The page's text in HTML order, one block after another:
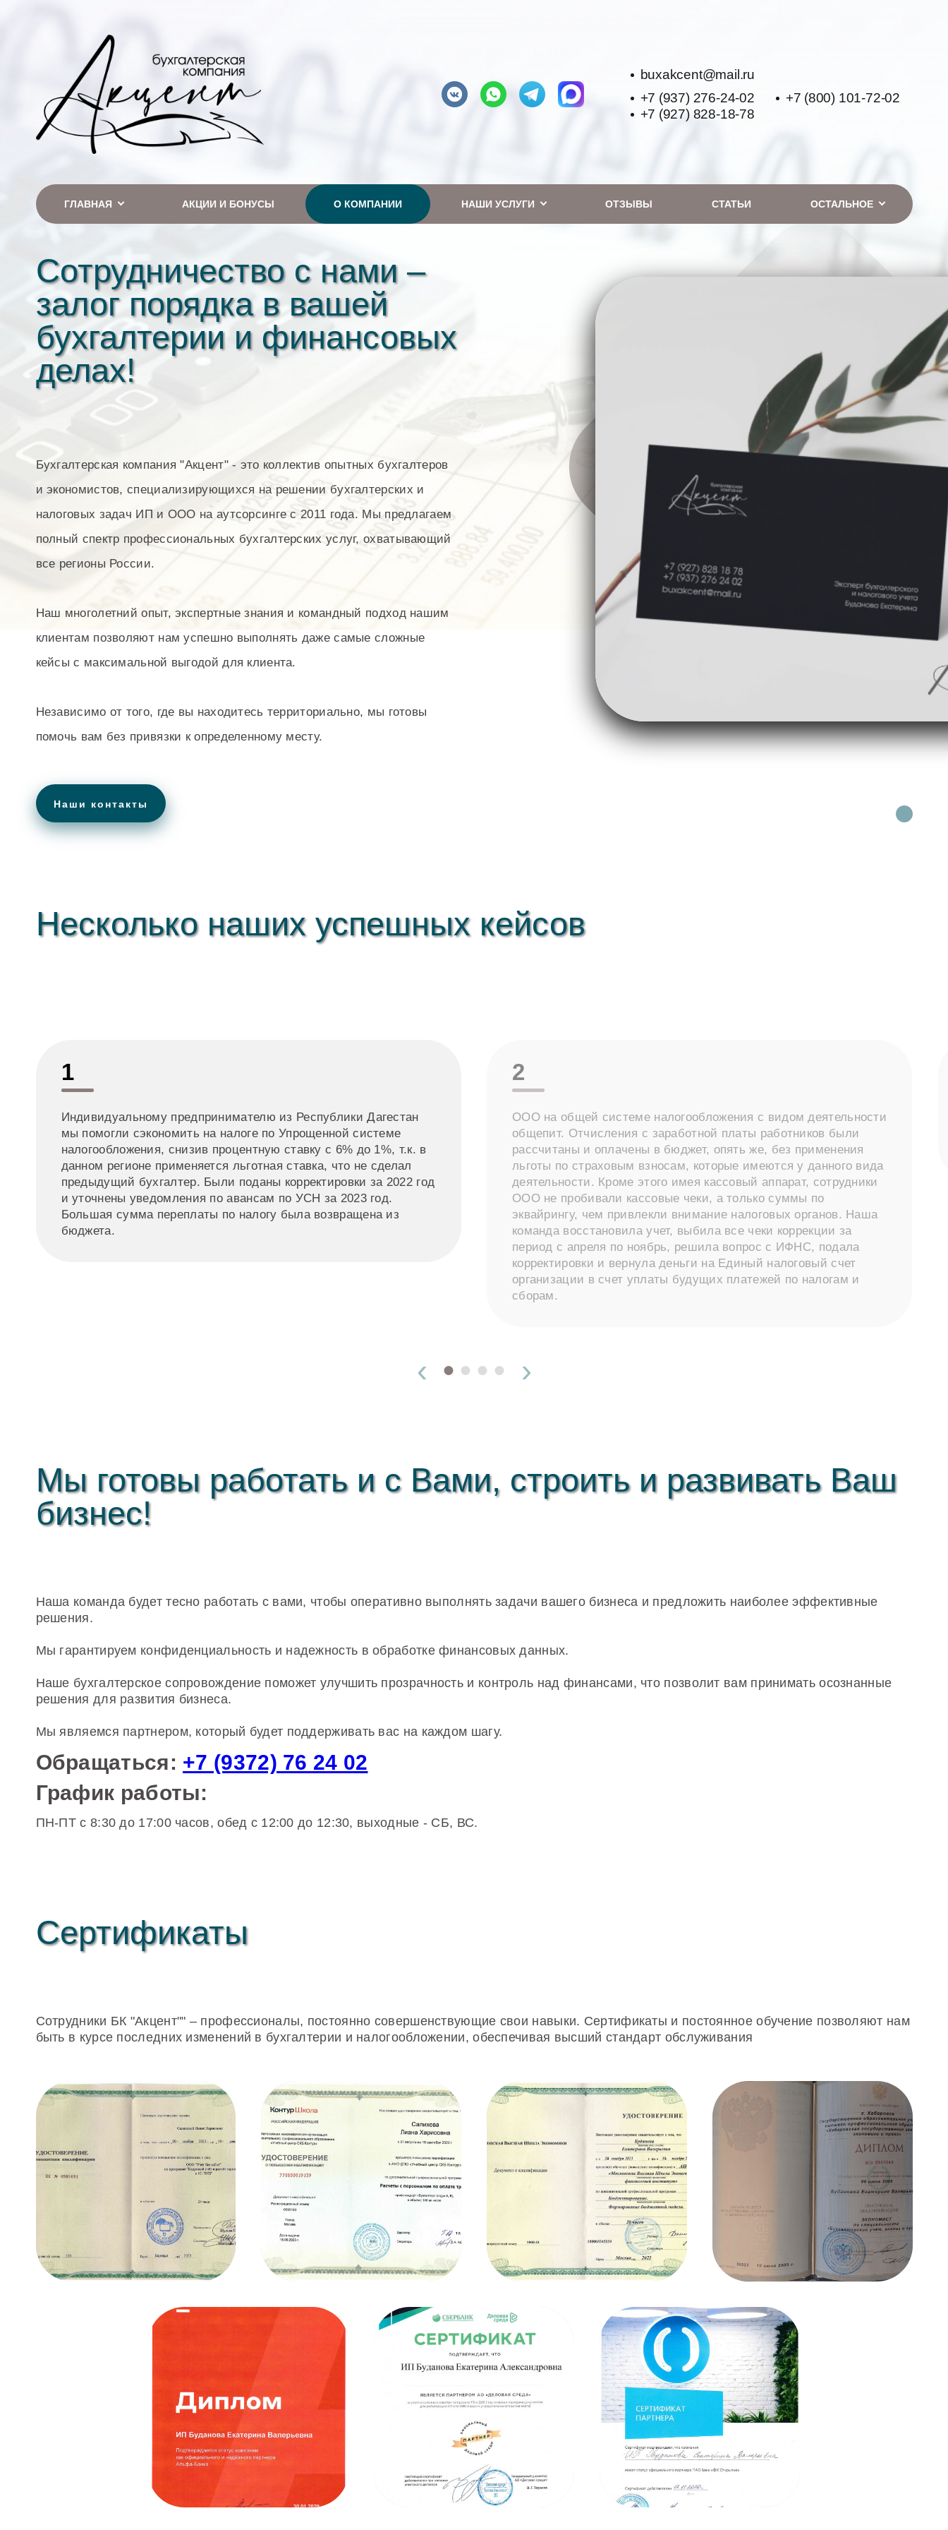
buxakcent@mail.ru
+7 (937) 276-24-02
+7 (800) 101-72-02
+7 (927) 828-18-78
ГЛАВНАЯ АКЦИИ И БОНУСЫ О КОМПАНИИ НАШИ УСЛУГИ ОТЗЫВЫ СТАТЬИ ОСТАЛЬНОЕ
Сотрудничество с нами –
залог порядка в вашей
бухгалтерии и финансовых
делах!
Бухгалтерская компания "Акцент" - это коллектив опытных бухгалтеров
и экономистов, специализирующихся на решении бухгалтерских и
налоговых задач ИП и ООО на аутсорсинге с 2011 года. Мы предлагаем
полный спектр профессиональных бухгалтерских услуг, охватывающий
все регионы России.
Наш многолетний опыт, экспертные знания и командный подход нашим
клиентам позволяют нам успешно выполнять даже самые сложные
кейсы с максимальной выгодой для клиента.
Независимо от того, где вы находитесь территориально, мы готовы
помочь вам без привязки к определенному месту.
Наши контакты
Несколько наших успешных кейсов
1
Индивидуальному предпринимателю из Республики Дагестан
мы помогли сэкономить на налоге по Упрощенной системе
налогообложения, снизив процентную ставку с 6% до 1%, т.к. в
данном регионе применяется льготная ставка, что не сделал
предыдущий бухгалтер. Были поданы корректировки за 2022 год
и уточнены уведомления по авансам по УСН за 2023 год.
Большая сумма переплаты по налогу была возвращена из
бюджета.
2
ООО на общей системе налогообложения с видом деятельности
общепит. Отчисления с заработной платы работников были
рассчитаны и оплачены в бюджет, опять же, без применения
льготы по страховым взносам, которые имеются у данного вида
деятельности. Кроме этого имея кассовый аппарат, сотрудники
ООО не пробивали кассовые чеки, а только суммы по
эквайрингу, чем привлекли внимание налоговых органов. Наша
команда восстановила учет, выбила все чеки коррекции за
период с апреля по ноябрь, решила вопрос с ИФНС, подала
корректировки и вернула деньги на Единый налоговый счет
организации в счет уплаты будущих платежей по налогам и
сборам.
‹ ›
Мы готовы работать и с Вами, строить и развивать Ваш
бизнес!
Наша команда будет тесно работать с вами, чтобы оперативно выполнять задачи вашего бизнеса и предложить наиболее эффективные
решения.
Мы гарантируем конфиденциальность и надежность в обработке финансовых данных.
Наше бухгалтерское сопровождение поможет улучшить прозрачность и контроль над финансами, что позволит вам принимать осознанные
решения для развития бизнеса.
Мы являемся партнером, который будет поддерживать вас на каждом шагу.
Обращаться: +7 (9372) 76 24 02
График работы:
ПН-ПТ с 8:30 до 17:00 часов, обед с 12:00 до 12:30, выходные - CБ, ВС.
Сертификаты
Сотрудники БК "Акцент"" – профессионалы, постоянно совершенствующие свои навыки. Сертификаты и постоянное обучение позволяют нам
быть в курсе последних изменений в бухгалтерии и налогообложении, обеспечивая высший стандарт обслуживания